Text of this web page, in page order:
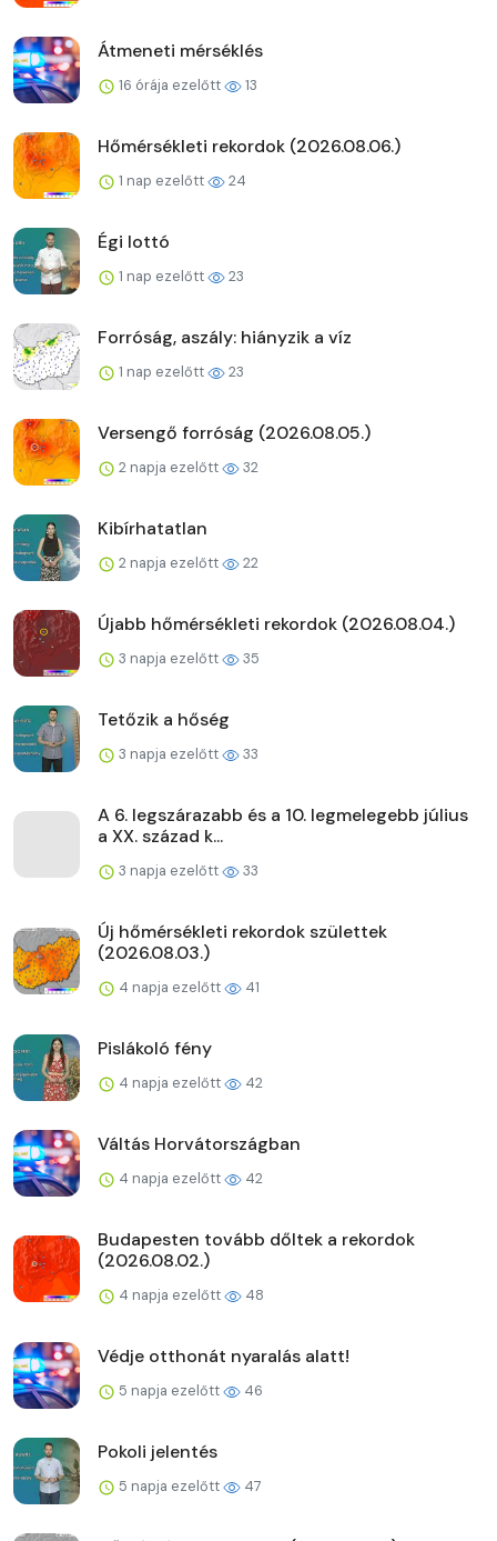
Átmeneti mérséklés
16 órája ezelőtt 13
Hőmérsékleti rekordok (2026.08.06.)
1 nap ezelőtt 24
Égi lottó
1 nap ezelőtt 23
Forróság, aszály: hiányzik a víz
1 nap ezelőtt 23
Versengő forróság (2026.08.05.)
2 napja ezelőtt 32
Kibírhatatlan
2 napja ezelőtt 22
Újabb hőmérsékleti rekordok (2026.08.04.)
3 napja ezelőtt 35
Tetőzik a hőség
3 napja ezelőtt 33
A 6. legszárazabb és a 10. legmelegebb július
a XX. század k...
3 napja ezelőtt 33
Új hőmérsékleti rekordok születtek
(2026.08.03.)
4 napja ezelőtt 41
Pislákoló fény
4 napja ezelőtt 42
Váltás Horvátországban
4 napja ezelőtt 42
Budapesten tovább dőltek a rekordok
(2026.08.02.)
4 napja ezelőtt 48
Védje otthonát nyaralás alatt!
5 napja ezelőtt 46
Pokoli jelentés
5 napja ezelőtt 47